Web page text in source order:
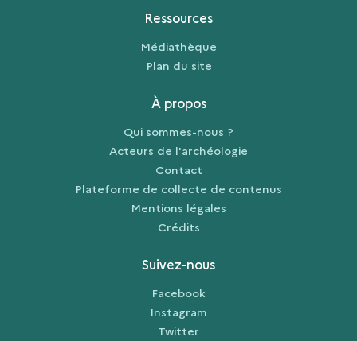
Ressources
Médiathèque
Plan du site
À propos
Qui sommes-nous ?
Acteurs de l'archéologie
Contact
Plateforme de collecte de contenus
Mentions légales
Crédits
Suivez-nous
Facebook
Instagram
Twitter